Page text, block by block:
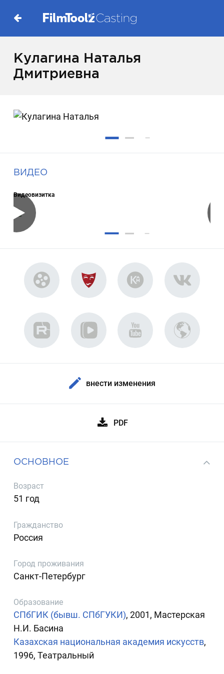
Кулагина Наталья
Дмитриевна
ВИДЕО
Видеовизитка
внести изменения
PDF
ОСНОВНОЕ
Возраст
51 год
Гражданство
Россия
Город проживания
Санкт-Петербург
Образование
СПбГИК (бывш. СПбГУКИ), 2001, Мастерская
Н.И. Басина
Казахская национальная академия искусств,
1996, Театральный